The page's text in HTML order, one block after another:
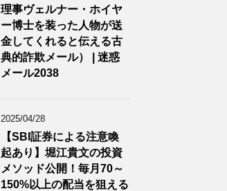
理事ヴェルナー・ホイヤ
ー博士を装った人物が送
金してくれると伝える古
典的詐欺メール） | 迷惑
メール2038
2025/04/28
【SBI証券による注意喚
起あり】堀江貴文の投資
メソッド公開！毎月70～
150%以上の配当を狙える